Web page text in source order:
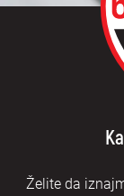
Želite da